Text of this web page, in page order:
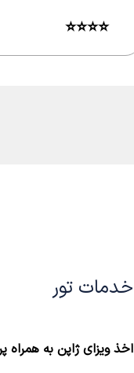
⭐⭐
⭐⭐
خدمات تور
اخذ ویزای ژاپن به همراه